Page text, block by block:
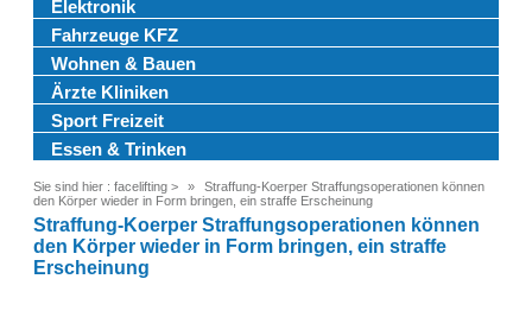
Elektronik
Fahrzeuge KFZ
Wohnen & Bauen
Ärzte Kliniken
Sport Freizeit
Essen & Trinken
Sie sind hier : facelifting >
Straffung-Koerper Straffungsoperationen können
den Körper wieder in Form bringen, ein straffe Erscheinung
Straffung-Koerper Straffungsoperationen können
den Körper wieder in Form bringen, ein straffe
Erscheinung